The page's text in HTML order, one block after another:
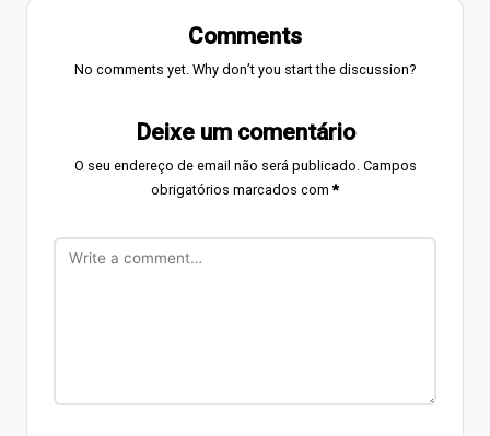
Comments
No comments yet. Why don’t you start the discussion?
Deixe um comentário
O seu endereço de email não será publicado. Campos
obrigatórios marcados com*